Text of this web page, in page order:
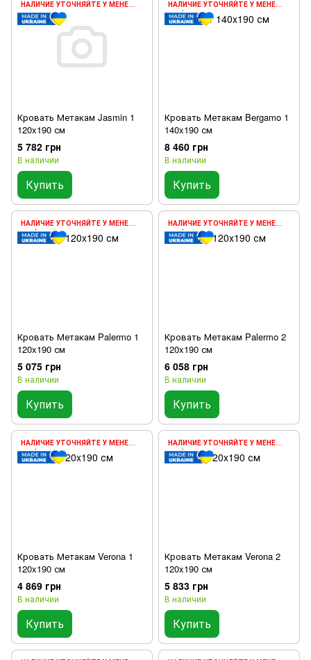
НАЛИЧИЕ УТОЧНЯЙТЕ У МЕНЕДЖЕРА
Кровать Метакам Jasmin 1
120x190 см
5 782 грн
В наличии
Купить
НАЛИЧИЕ УТОЧНЯЙТЕ У МЕНЕДЖЕРА
Кровать Метакам Bergamo 1
140x190 см
8 460 грн
В наличии
Купить
НАЛИЧИЕ УТОЧНЯЙТЕ У МЕНЕДЖЕРА
Кровать Метакам Palermo 1
120x190 см
5 075 грн
В наличии
Купить
НАЛИЧИЕ УТОЧНЯЙТЕ У МЕНЕДЖЕРА
Кровать Метакам Palermo 2
120x190 см
6 058 грн
В наличии
Купить
НАЛИЧИЕ УТОЧНЯЙТЕ У МЕНЕДЖЕРА
Кровать Метакам Verona 1
120x190 см
4 869 грн
В наличии
Купить
НАЛИЧИЕ УТОЧНЯЙТЕ У МЕНЕДЖЕРА
Кровать Метакам Verona 2
120x190 см
5 833 грн
В наличии
Купить